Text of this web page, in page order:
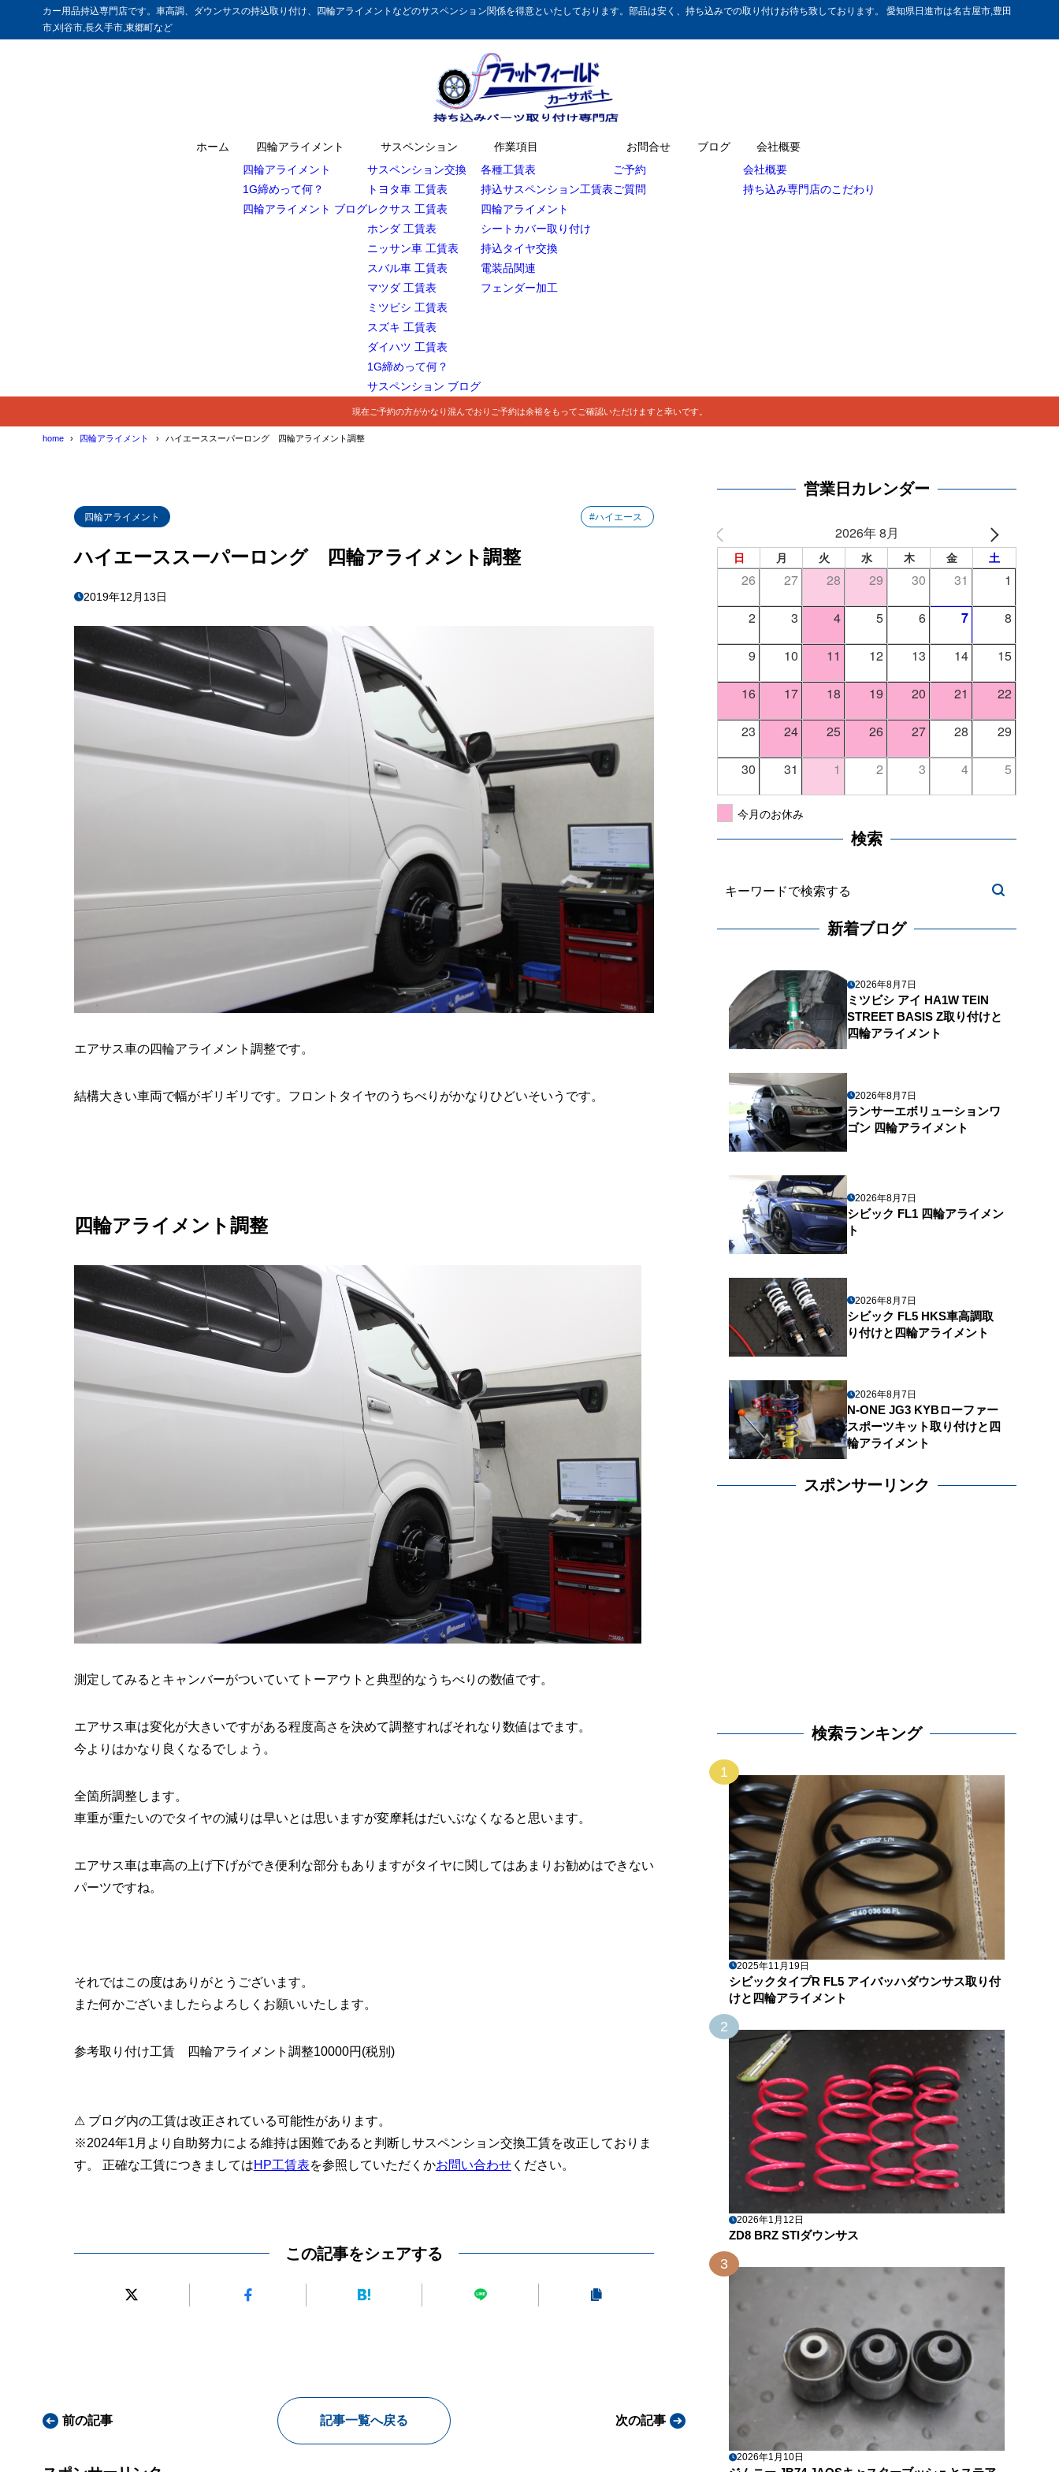
カー用品持込専門店です。車高調、ダウンサスの持込取り付け、四輪アライメントなどのサスペンション関係を得意といたしております。部品は安く、持ち込みでの取り付けお待ち致しております。 愛知県日進市は名古屋市,豊田
市,刈谷市,長久手市,東郷町など
ホーム
四輪アライメント
四輪アライメント
1G締めって何？
四輪アライメント ブログ
サスペンション
サスペンション交換
トヨタ車 工賃表
レクサス 工賃表
ホンダ 工賃表
ニッサン車 工賃表
スバル車 工賃表
マツダ 工賃表
ミツビシ 工賃表
スズキ 工賃表
ダイハツ 工賃表
1G締めって何？
サスペンション ブログ
作業項目
各種工賃表
持込サスペンション工賃表
四輪アライメント
シートカバー取り付け
持込タイヤ交換
電装品関連
フェンダー加工
お問合せ
ご予約
ご質問
ブログ
会社概要
会社概要
持ち込み専門店のこだわり
現在ご予約の方がかなり混んでおりご予約は余裕をもってご確認いただけますと幸いです。
home 四輪アライメント ハイエーススーパーロング 四輪アライメント調整
四輪アライメント #ハイエース
ハイエーススーパーロング 四輪アライメント調整
2019年12月13日
エアサス車の四輪アライメント調整です。
結構大きい車両で幅がギリギリです。フロントタイヤのうちべりがかなりひどいそいうです。
四輪アライメント調整
測定してみるとキャンバーがついていてトーアウトと典型的なうちべりの数値です。
エアサス車は変化が大きいですがある程度高さを決めて調整すればそれなり数値はでます。
今よりはかなり良くなるでしょう。
全箇所調整します。
車重が重たいのでタイヤの減りは早いとは思いますが変摩耗はだいぶなくなると思います。
エアサス車は車高の上げ下げができ便利な部分もありますがタイヤに関してはあまりお勧めはできない
パーツですね。
それではこの度はありがとうございます。
また何かございましたらよろしくお願いいたします。
参考取り付け工賃 四輪アライメント調整10000円(税別)
⚠ ブログ内の工賃は改正されている可能性があります。
※2024年1月より自助努力による維持は困難であると判断しサスペンション交換工賃を改正しておりま
す。 正確な工賃につきましてはHP工賃表を参照していただくかお問い合わせください。
この記事をシェアする
前の記事 記事一覧へ戻る 次の記事
営業日カレンダー
2026年 8月
日 月 火 水 木 金 土
26 27 28 29 30 31 1
2 3 4 5 6 7 8
9 10 11 12 13 14 15
16 17 18 19 20 21 22
23 24 25 26 27 28 29
30 31 1 2 3 4 5
今月のお休み
検索
新着ブログ
2026年8月7日
ミツビシ アイ HA1W TEIN
STREET BASIS Z取り付けと
四輪アライメント
2026年8月7日
ランサーエボリューションワ
ゴン 四輪アライメント
2026年8月7日
シビック FL1 四輪アライメン
ト
2026年8月7日
シビック FL5 HKS車高調取
り付けと四輪アライメント
2026年8月7日
N-ONE JG3 KYBローファー
スポーツキット取り付けと四
輪アライメント
スポンサーリンク
検索ランキング
1
2025年11月19日
シビックタイプR FL5 アイバッハダウンサス取り付
けと四輪アライメント
2
2026年1月12日
ZD8 BRZ STIダウンサス
3
2026年1月10日